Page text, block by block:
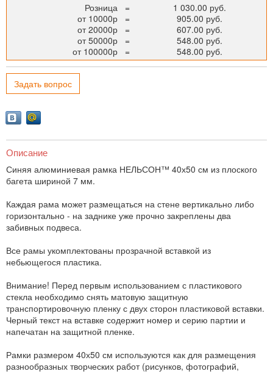
Розница
=
1 030.00 руб.
от 10000р
=
905.00 руб.
от 20000р
=
607.00 руб.
от 50000р
=
548.00 руб.
от 100000р
= 548.00 руб.
Задать вопрос
Описание
Синяя алюминиевая рамка НЕЛЬСОН™ 40х50 см из плоского
багета шириной 7 мм.
Каждая рама может размещаться на стене вертикально либо
горизонтально - на заднике уже прочно закреплены два
забивных подвеса.
Все рамы укомплектованы прозрачной вставкой из
небьющегося пластика.
Внимание! Перед первым использованием с пластикового
стекла необходимо снять матовую защитную
транспортировочную пленку с двух сторон пластиковой вставки.
Черный текст на вставке содержит номер и серию партии и
напечатан на защитной пленке.
Рамки размером 40х50 см используются как для размещения
разнообразных творческих работ (рисунков, фотографий,